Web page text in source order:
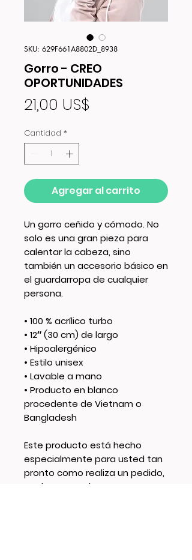
SKU: 629F661A8802D_8938
Gorro - CREO
OPORTUNIDADES
21,00 US$
Cantidad *
Agregar al carrito
Un gorro ceñido y cómodo. No
solo es una gran pieza para
calentar la cabeza, sino
también un accesorio básico en
el guardarropa de cualquier
persona.
• 100 % acrílico turbo
• 12″ (30 cm) de largo
• Hipoalergénico
• Estilo unisex
• Lavable a mano
• Producto en blanco
procedente de Vietnam o
Bangladesh
Este producto está hecho
especialmente para usted tan
pronto como realiza un pedido,
por lo que tardamos un poco